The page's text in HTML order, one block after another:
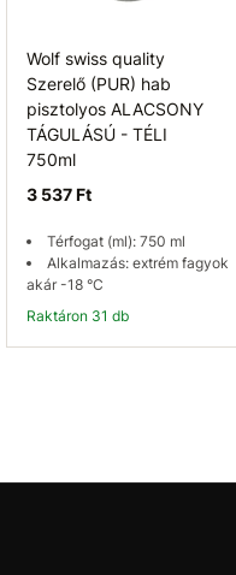
Wolf swiss quality
Szerelő (PUR) hab
pisztolyos ALACSONY
TÁGULÁSÚ - TÉLI
750ml
3 537 Ft
Térfogat (ml): 750 ml
Alkalmazás: extrém fagyok
akár -18 °C
Raktáron 31 db